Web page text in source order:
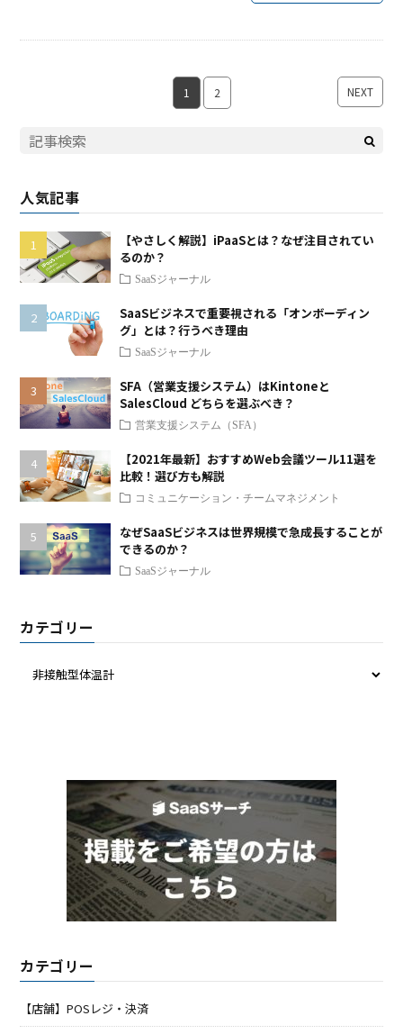
1 2 NEXT
人気記事
【やさしく解説】iPaaSとは？なぜ注目されてい
るのか？
SaaSジャーナル
SaaSビジネスで重要視される「オンボーディン
グ」とは？行うべき理由
SaaSジャーナル
SFA（営業支援システム）はKintoneと
SalesCloud どちらを選ぶべき？
営業支援システム（SFA）
【2021年最新】おすすめWeb会議ツール11選を
比較！選び方も解説
コミュニケーション・チームマネジメント
なぜSaaSビジネスは世界規模で急成長することが
できるのか？
SaaSジャーナル
カテゴリー
カテゴリー
【店舗】POSレジ・決済